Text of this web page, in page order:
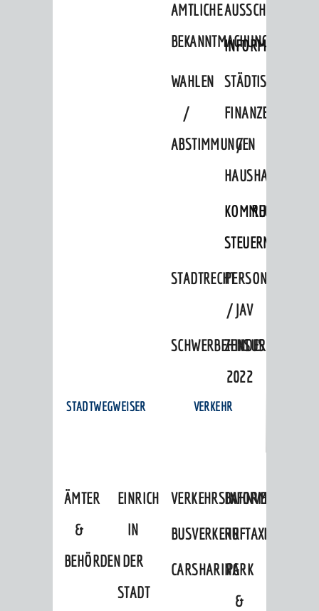
AMTLICHE
BEKANNTMACHUNGEN
WAHLEN
/
ABSTIMMUNGEN
STÄDTISCHE
FINANZEN
/
HAUSHALT
KOMMUNALE
STEUERN
STADTRECHTPERSONALRAT
/ JAV
ZENSUS
2022
STADTWEGWEISER
ÄMTER
&
BEHÖRDEN
EINRICHTUNGEN
IN
DER
STADT
VERKEHR
VERKEHRSINFORMATIONEN
BAHNVERKEHR
BUSVERKEHRRUFTAXI
CARSHARINGPARK
&